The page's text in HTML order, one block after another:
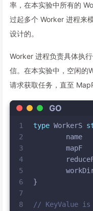
率，在本实验中所有的
过起多个 Worker 进程来
设计的。
Worker 进程负责具体执
信。在本实验中，空闲的
请求获取任务，直至
GO
1
2
3
4
5
6
7
8
type WorkerS
}
// KeyValue